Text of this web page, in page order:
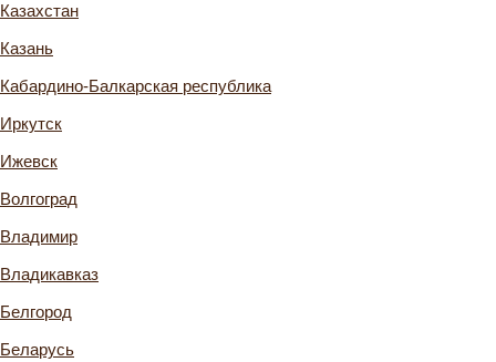
Казахстан
Казань
Кабардино-Балкарская республика
Иркутск
Ижевск
Волгоград
Владимир
Владикавказ
Белгород
Беларусь